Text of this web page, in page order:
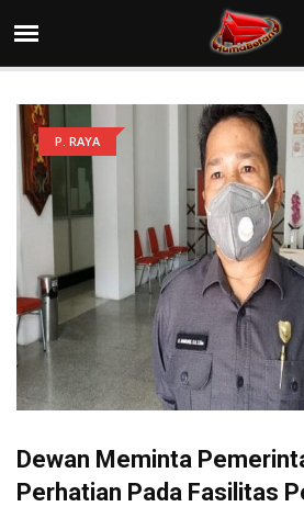
P. RAYA
Dewan Meminta
Perhatian Pada Fasilitas